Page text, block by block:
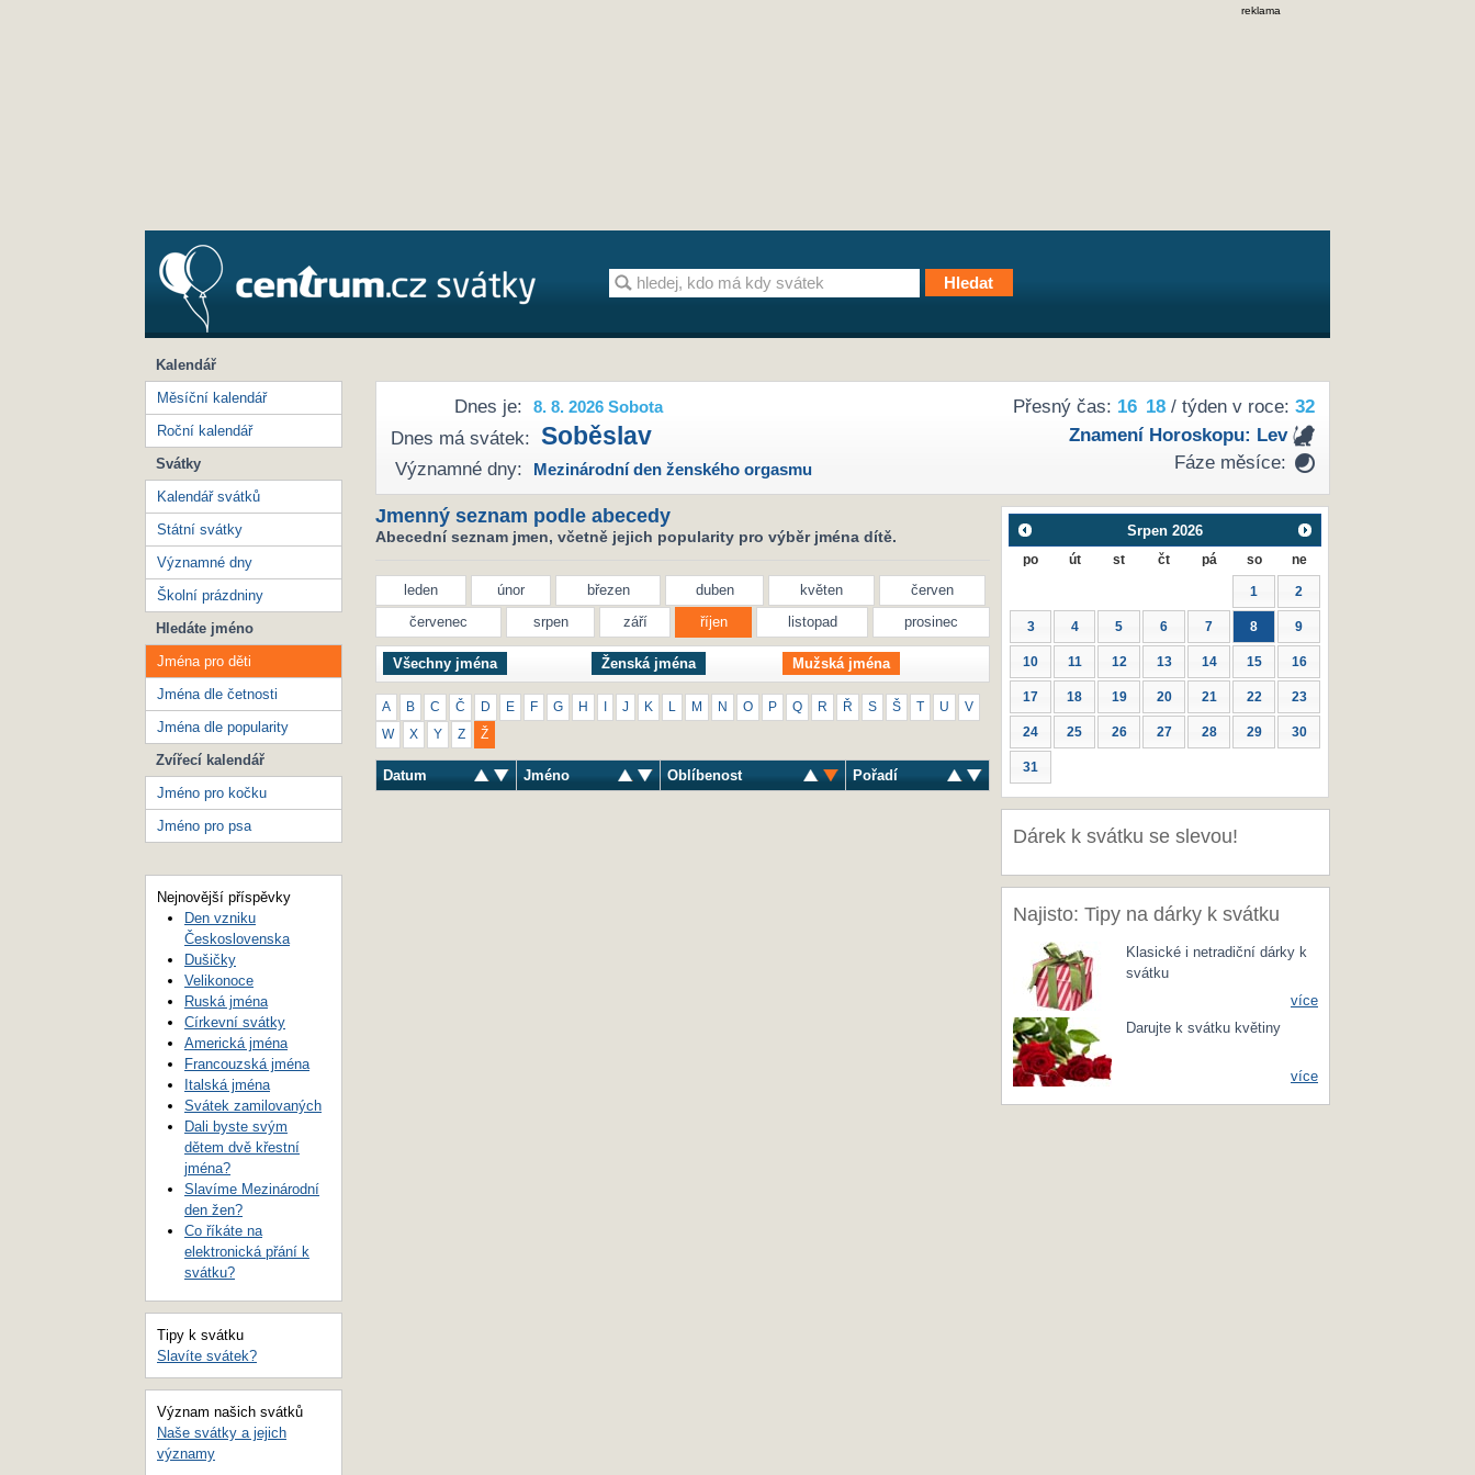
reklama
Přesný čas: 16 18/ týden v roce: 32
Znamení Horoskopu: Lev
Fáze měsíce:
Dnes je: 8. 8. 2026 Sobota
Dnes má svátek: Soběslav
Významné dny: Mezinárodní den ženského orgasmu
Jmenný seznam podle abecedy
Abecední seznam jmen, včetně jejich popularity pro výběr jména dítě.
leden únor březen duben květen
červen
červenec
srpen září říjen listopad prosinec
Všechny jména Ženská jména Mužská jména
A B C Č D E F G H J K M N O P Q R Ř S Š T U V
W X Y Z Ž
Datum Jméno Oblíbenost Pořadí
Srpen 2026
po út st čt pá so ne
1 2
3 4 5 6 7 8 9
10 11 12 13 14 15 16
17 18 19 20 21 22 23
24 25 26 27 28 29 30
31
Dárek k svátku se slevou!
Najisto: Tipy na dárky k svátku
Klasické i netradiční dárky k
svátku
více
Darujte k svátku květiny
více
Kalendář
Měsíční kalendář
Roční kalendář
Svátky
Kalendář svátků
Státní svátky
Významné dny
Školní prázdniny
Hledáte jméno
Jména pro děti
Jména dle četnosti
Jména dle popularity
Zvířecí kalendář
Jméno pro kočku
Jméno pro psa
Nejnovější příspěvky
Den vzniku
Československa
Dušičky
Velikonoce
Ruská jména
Církevní svátky
Americká jména
Francouzská jména
Italská jména
Svátek zamilovaných
Dali byste svým
dětem dvě křestní
jména?
Slavíme Mezinárodní
den žen?
Co říkáte na
elektronická přání k
svátku?
Tipy k svátku
Slavíte svátek?
Význam našich svátků
Naše svátky a jejich
významy